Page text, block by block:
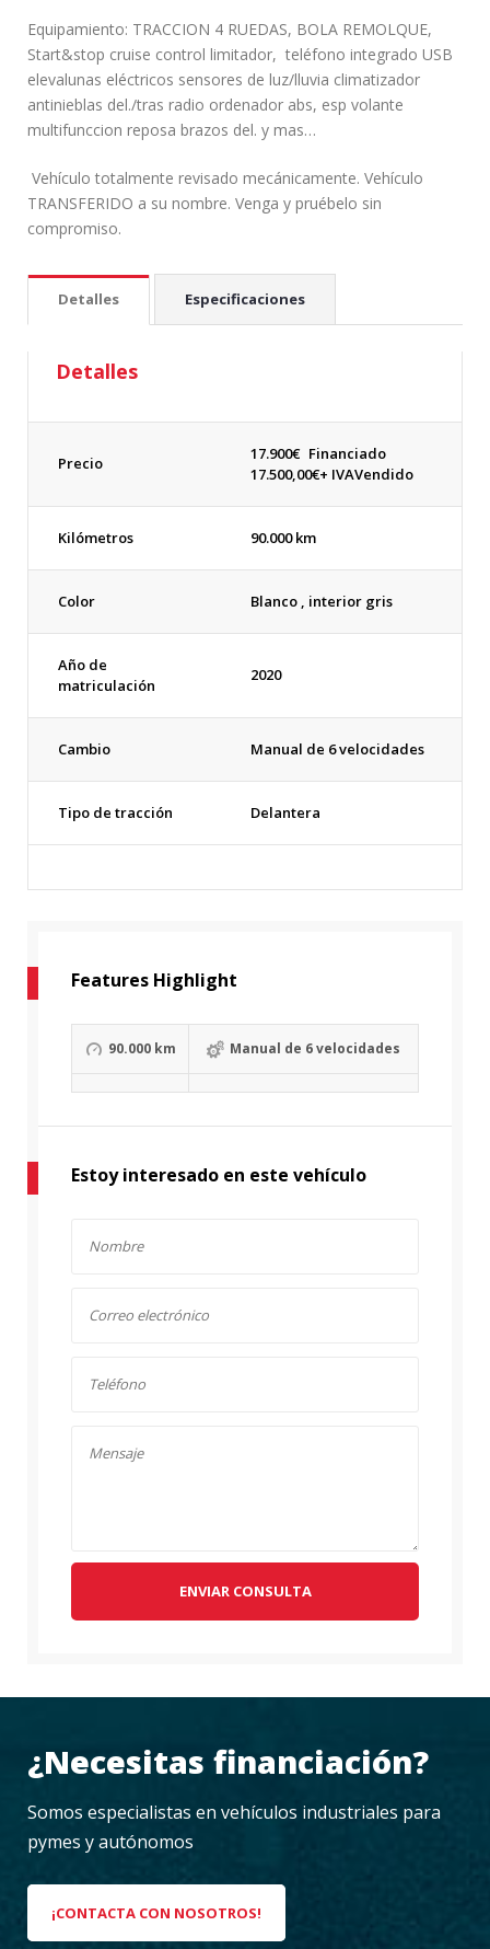
Equipamiento: TRACCION 4 RUEDAS, BOLA REMOLQUE,
Start&stop cruise control limitador, teléfono integrado USB
elevalunas eléctricos sensores de luz/lluvia climatizador
antinieblas del./tras radio ordenador abs, esp volante
multifunccion reposa brazos del. y mas…
Vehículo totalmente revisado mecánicamente. Vehículo
TRANSFERIDO a su nombre. Venga y pruébelo sin
compromiso.
Detalles Especificaciones
Detalles
Precio 17.900€ Financiado
17.500,00€+ IVAVendido
Kilómetros 90.000 km
Color Blanco , interior gris
Año de
matriculación
2020
Cambio Manual de 6 velocidades
Tipo de tracción Delantera
Features Highlight
90.000 km Manual de 6 velocidades
Estoy interesado en este vehículo
ENVIAR CONSULTA
¿Necesitas financiación?
Somos especialistas en vehículos industriales para
pymes y autónomos
¡CONTACTA CON NOSOTROS!